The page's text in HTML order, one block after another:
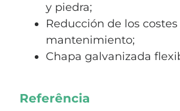
y piedra;
Reducción de los costes
mantenimiento;
Chapa galvanizada
Referência